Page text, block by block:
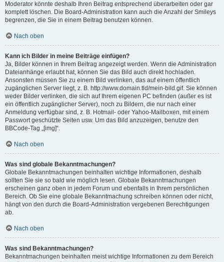
Moderator könnte deshalb Ihren Beitrag entsprechend überarbeiten oder gar
komplett löschen. Die Board-Administration kann auch die Anzahl der Smileys
begrenzen, die Sie in einem Beitrag benutzen können.
Nach oben
Kann ich Bilder in meine Beiträge einfügen?
Ja, Bilder können in Ihrem Beitrag angezeigt werden. Wenn die Administration
Dateianhänge erlaubt hat, können Sie das Bild auch direkt hochladen.
Ansonsten müssen Sie zu einem Bild verlinken, das auf einem öffentlich
zugänglichen Server liegt, z. B. http://www.domain.tld/mein-bild.gif. Sie können
weder Bilder verlinken, die sich auf Ihrem eigenen PC befinden (außer es ist
ein öffentlich zugänglicher Server), noch zu Bildern, die nur nach einer
Anmeldung verfügbar sind, z. B. Hotmail- oder Yahoo-Mailboxen, mit einem
Passwort geschützte Seiten usw. Um das Bild anzuzeigen, benutze den
BBCode-Tag „[img]“.
Nach oben
Was sind globale Bekanntmachungen?
Globale Bekanntmachungen beinhalten wichtige Informationen, deshalb
sollten Sie sie so bald wie möglich lesen. Globale Bekanntmachungen
erscheinen ganz oben in jedem Forum und ebenfalls in Ihrem persönlichen
Bereich. Ob Sie eine globale Bekanntmachung schreiben können oder nicht,
hängt von den durch die Board-Administration vergebenen Berechtigungen
ab.
Nach oben
Was sind Bekanntmachungen?
Bekanntmachungen beinhalten meist wichtige Informationen zu dem Bereich